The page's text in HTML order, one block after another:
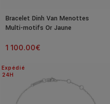
Bracelet Dinh Van Menottes
Multi-motifs Or Jaune
1 100.00€
24H
Expédié